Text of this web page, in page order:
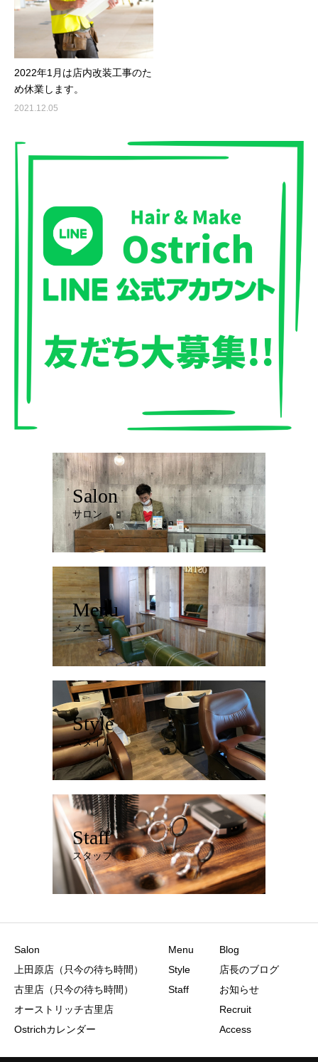
2022年1月は店内改装工事のた
め休業します。
2021.12.05
Salon
サロン
Menu
メニュー
Style
スタイル
Staff
スタッフ
Salon
上田原店（只今の待ち時間）
古里店（只今の待ち時間）
オーストリッチ古里店
Ostrichカレンダー
Menu
Style
Staff
Blog
店長のブログ
お知らせ
Recruit
Access